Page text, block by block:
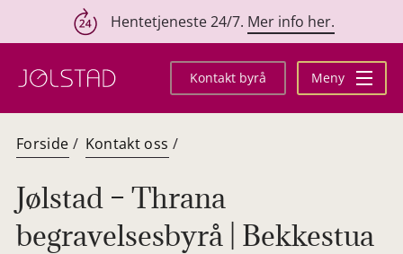
innhold
Hentetjeneste 24/7. Mer info her.
Kontakt byrå Meny
Forside / Kontakt oss /
Jølstad – Thrana
begravelsesbyrå | Bekkestua